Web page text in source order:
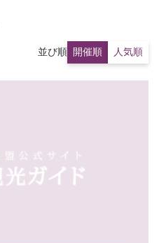
並び順 開催順 人気順